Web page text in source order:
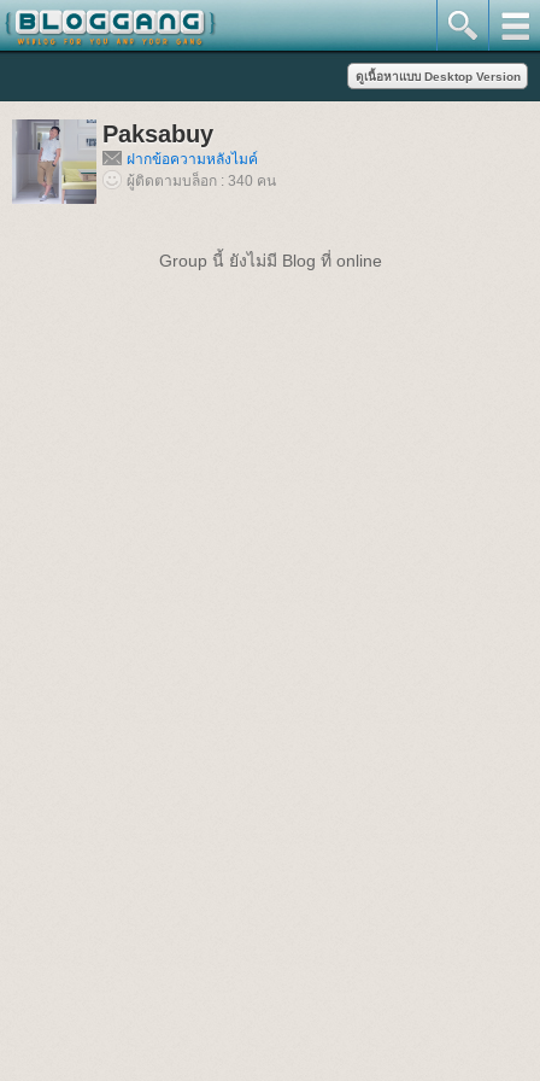
Paksabuy
ฝากข้อความหลังไมค์
ผู้ติดตามบล็อก : 340 คน
Group นี้ ยังไม่มี Blog ที่ online